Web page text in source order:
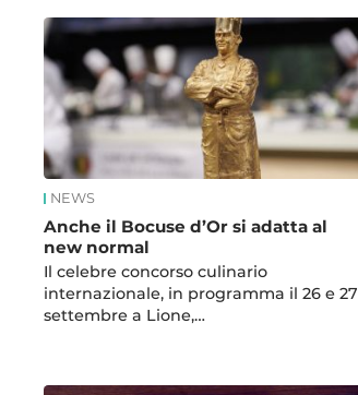
NEWS
Anche il Bocuse d’Or si adatta al
new normal
Il celebre concorso culinario
internazionale, in programma il 26 e 27
settembre a Lione,…